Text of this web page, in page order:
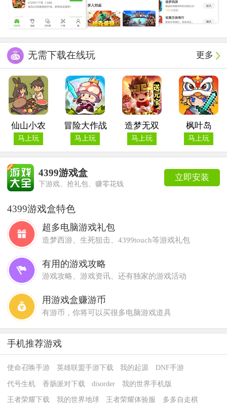
更多
无需下载在线玩
仙山小农
马上玩
冒险大作战
马上玩
造梦无双
马上玩
枫叶岛
马上玩
立即安装
4399游戏盒
下游戏、抢礼包、赚零花钱
4399游戏盒特色
超多电脑游戏礼包
造梦西游、生死狙击、4399touch等游戏礼包
有用的游戏攻略
游戏攻略、游戏资讯、还有独家的游戏活动
用游戏盒赚游币
有游币，你将可以买很多电脑游戏道具
手机推荐游戏
使命召唤手游 英雄联盟手游下载 我的起源 DNF手游
代号生机 香肠派对下载 disorder 我的世界手机版
王者荣耀下载 我的世界地球 王者荣耀体验服 多多自走棋